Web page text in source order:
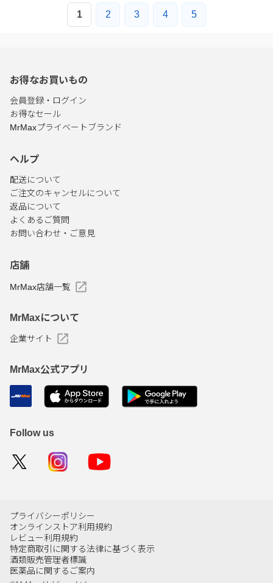
1 2 3 4 5
お得なお買いもの
会員登録・ログイン
お得なセール
MrMaxプライベートブランド
ヘルプ
配送について
ご注文のキャンセルについて
返品について
よくあるご質問
お問い合わせ・ご意見
店舗
MrMax店舗一覧
MrMaxについて
企業サイト
MrMax公式アプリ
Follow us
プライバシーポリシー
オンラインストア利用規約
レビュー利用規約
特定商取引に関する法律に基づく表示
酒類販売管理者標識
医薬品に関するご案内